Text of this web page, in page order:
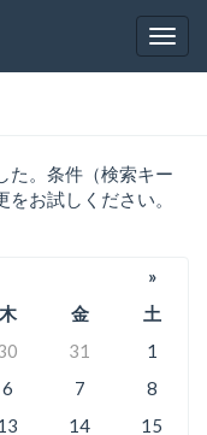
た。条件（検索キー
お試しください。
»
木 金
土
31
1
6 7
8
14
15